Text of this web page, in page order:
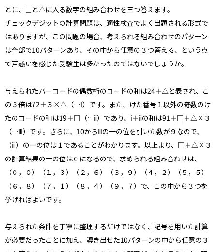
とに、□と△に入る数字の組み合わせを三つ答えます。
チェックデジットの計算問題は、適性検査でよく出題される形式で
はありますが、この問題の場合、考えられる組み合わせのパターン
は全部で10パターンあり、その中から任意の３つ答える、という点
で戸惑いを感じた受験生は多かったのではないでしょうか。
与えられたバーコードの偶数桁のコードの和は24＋△と表され、こ
の３倍は72＋３×△（…ⅰ）です。また、けた番号１以外の奇数のけ
たのコードの和は19＋□（…ⅱ）であり、ⅰ＋ⅱの和は91＋□＋△×３
（…ⅲ）です。さらに、10からⅲの一の位を引いた数が９なので、
（ⅲ）の一の位は１であることがわかります。以上より、□＋△×３
の計算結果の一の位は０になるので、求められる組み合わせは、
（０，０）（１，３）（２，６）（３，９）（４，２）（５，５）
（６，８）（７，１）（８，４）（９，７）で、この中から３つを
挙げればよいです。
与えられた条件を丁寧に整理するだけではなく、記号を用いた計算
が必要だったことに加え、導き出せた10パターンの中から任意の３